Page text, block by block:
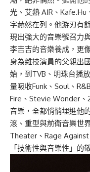
光、艾熱 AIR、
字赫然在列。他游刃有
現出強大的音樂號召力
李吉吉的音樂養成，更
身為雜技演員的父親出
始，到TVB、明珠台播
量吸收Funk、Soul、
Fire、Stevie Wonder、
音樂，全都悄悄埋進他
滾、重型與前衛音樂世
Theater、Rage
「技術性與音樂性」的